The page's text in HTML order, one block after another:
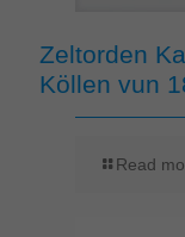
Zeltorden
Köllen vun
Read